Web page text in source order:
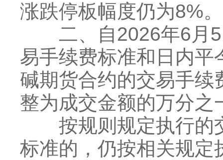
涨跌停板幅度仍为8%。
二、自2026年6月5
易手续费标准和日内
碱期货合约的交易手续
整为成交金额的万分之
按规则规定执行的
标准的，仍按相关规定